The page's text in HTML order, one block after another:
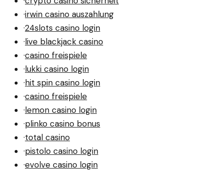
·irwin casino auszahlung
·24slots casino login
·live blackjack casino
·casino freispiele
·lukki casino login
·hit spin casino login
·casino freispiele
·lemon casino login
·plinko casino bonus
·total casino
·pistolo casino login
·evolve casino login